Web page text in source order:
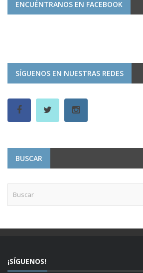
ENCUÉNTRANOS EN FACEBOOK
SÍGUENOS EN NUESTRAS REDES
BUSCAR
¡SÍGUENOS!